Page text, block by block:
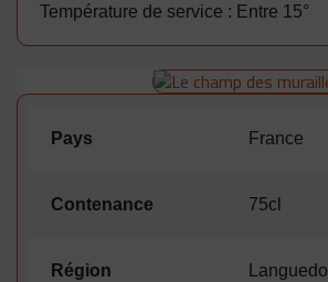
Température de service : Entre 15°
Pays France
Contenance 75cl
Région